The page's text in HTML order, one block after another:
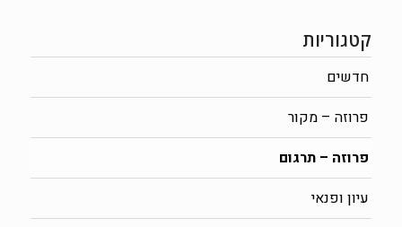
קטגוריות
חדשים
פרוזה – מקור
פרוזה – תרגום
עיון ופנאי